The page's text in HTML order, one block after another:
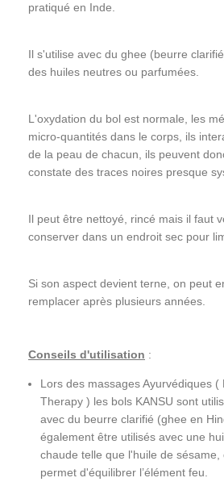
pratiqué en Inde.
Il s'utilise avec du ghee (beurre
des huiles neutres ou parfumées.
L'oxydation du bol est normale, les
micro-quantités dans le corps, ils
de la peau de chacun, ils peuvent
constate des traces noires presque
Il peut être nettoyé, rincé mais il faut
conserver dans un endroit sec pour
Si son aspect devient terne, on peut
remplacer après plusieurs années.
Conseils d'utilisation :
Lors des massages Ayurvédiques
Therapy ) les bols KANSU sont
avec du beurre clarifié (ghee en
également être utilisés avec une
chaude telle que l'huile de sésame,
permet d'équilibrer l’élément feu.